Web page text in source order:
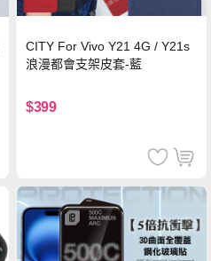
CITY For Vivo Y21 4G / Y21s
浪漫都會支架皮套-藍
$399